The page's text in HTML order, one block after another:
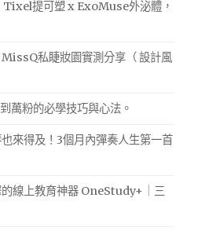
Tixel提可塑 x ExoMuse外泌體，
MissQ私睫妝園實測分享（ 設計風
萬粉的必學技巧與心法。
也來得及！3個月內彈奏人生第一首
線上教育神器 OneStudy+｜三